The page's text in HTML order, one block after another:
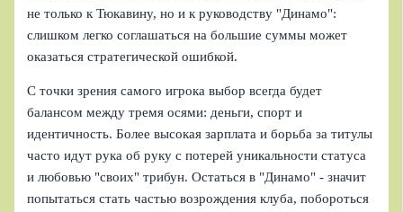
не только к Тюкавину, но и к руководству "Динамо":
слишком легко соглашаться на большие суммы может
оказаться стратегической ошибкой.
С точки зрения самого игрока выбор всегда будет
балансом между тремя осями: деньги, спорт и
идентичность. Более высокая зарплата и борьба за титулы
часто идут рука об руку с потерей уникальности статуса
и любовью "своих" трибун. Остаться в "Динамо" - значит
попытаться стать частью возрождения клуба, побороться